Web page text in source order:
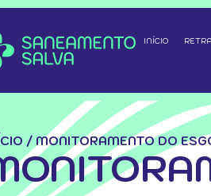
INÍCIO
/ MONITORAMENTO DO